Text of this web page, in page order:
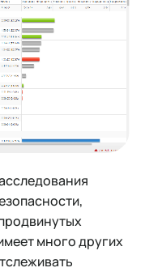
много других